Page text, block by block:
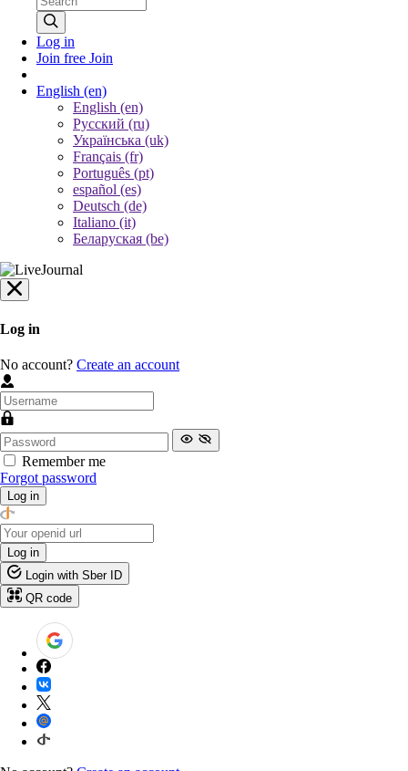
Log in
Join free Join
English (en)
English (en)
Русский (ru)
Українська (uk)
Français (fr)
Português (pt)
español (es)
Deutsch (de)
Italiano (it)
Беларуская (be)
Log in
No account? Create an account
Remember me
Forgot password
Log in
Log in
Login with Sber ID
QR code